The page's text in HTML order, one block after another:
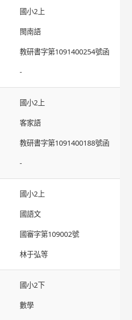
國小2上
閩南語
教研書字第1091400254號函
-
國小2上
客家語
教研書字第1091400188號函
-
國小2上
國語文
國審字第109002號
林于弘等
國小2下
數學